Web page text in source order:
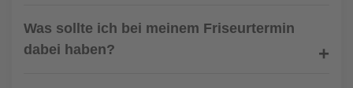
Was sollte ich bei meinem Friseurtermin
dabei haben?